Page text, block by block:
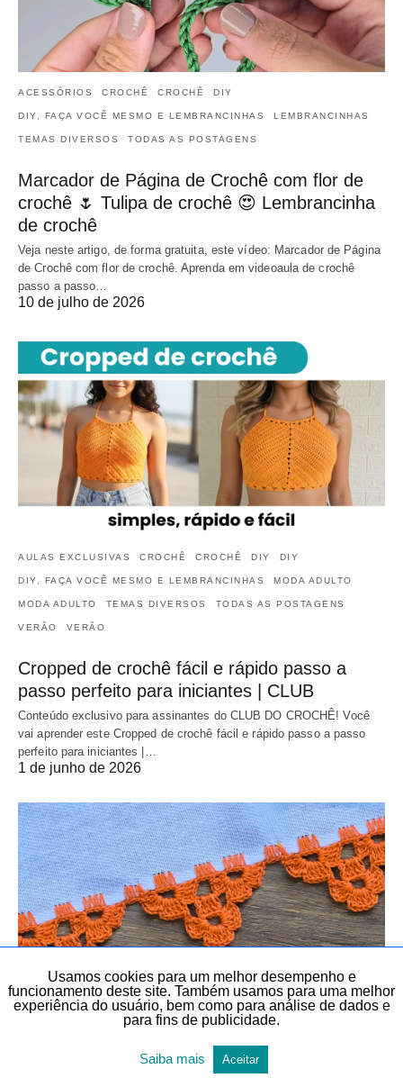
ACESSÓRIOS CROCHÊ CROCHÊ DIY
DIY, FAÇA VOCÊ MESMO E LEMBRANCINHAS LEMBRANCINHAS
TEMAS DIVERSOS TODAS AS POSTAGENS
Marcador de Página de Crochê com flor de
crochê 🌷 Tulipa de crochê 😍 Lembrancinha
de crochê
Veja neste artigo, de forma gratuita, este vídeo: Marcador de Página
de Crochê com flor de crochê. Aprenda em videoaula de crochê
passo a passo…
10 de julho de 2026
AULAS EXCLUSIVAS CROCHÊ CROCHÊ DIY DIY
DIY, FAÇA VOCÊ MESMO E LEMBRANCINHAS MODA ADULTO
MODA ADULTO TEMAS DIVERSOS TODAS AS POSTAGENS
VERÃO VERÃO
Cropped de crochê fácil e rápido passo a
passo perfeito para iniciantes | CLUB
Conteúdo exclusivo para assinantes do CLUB DO CROCHÊ! Você
vai aprender este Cropped de crochê fácil e rápido passo a passo
perfeito para iniciantes |…
1 de junho de 2026
AULAS EXCLUSIVAS BICO EM PANO DE PRATO
BICOS E BARRADOS
Usamos cookies para um melhor desempenho e
funcionamento deste site. Também usamos para uma melhor
experiência do usuário, bem como para análise de dados e
para fins de publicidade.
Saiba mais Aceitar